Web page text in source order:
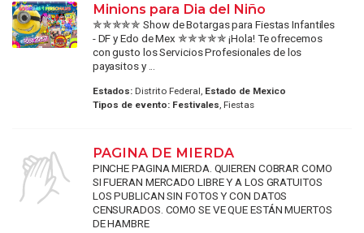
Minions para Dia del Niño
✯✯✯✯✯ Show de Botargas para Fiestas Infantiles
- DF y Edo de Mex ✯✯✯✯✯ ¡Hola! Te ofrecemos
con gusto los Servicios Profesionales de los
payasitos y ...
Estados:Distrito Federal, Estado de Mexico
Tipos de evento: Festivales, Fiestas
PAGINA DE MIERDA
PINCHE PAGINA MIERDA. QUIEREN COBRAR COMO
SI FUERAN MERCADO LIBRE Y A LOS GRATUITOS
LOS PUBLICAN SIN FOTOS Y CON DATOS
CENSURADOS. COMO SE VE QUE ESTÁN MUERTOS
DE HAMBRE